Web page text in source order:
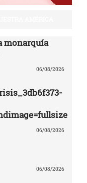
monarquía
06/08/2026
06/08/2026
06/08/2026